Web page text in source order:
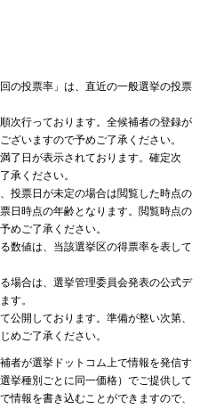
の投票率」は、直近の一般選挙の投票
次行っております。全候補者の登録が
ざいますので予めご了承ください。
了日が表示されております。確定次
承ください。
投票日が未定の場合は閲覧した時点の
日時点の年齢となります。閲覧時点の
めご了承ください。
数値は、当該選挙区の得票率を表して
場合は、選挙管理委員会発表の公式デ
す。
開しております。準備が整い次第、
めご了承ください。
者が選挙ドットコム上で情報を発信す
挙種別ごとに同一価格）でご提供して
情報を書き込むことができますので、